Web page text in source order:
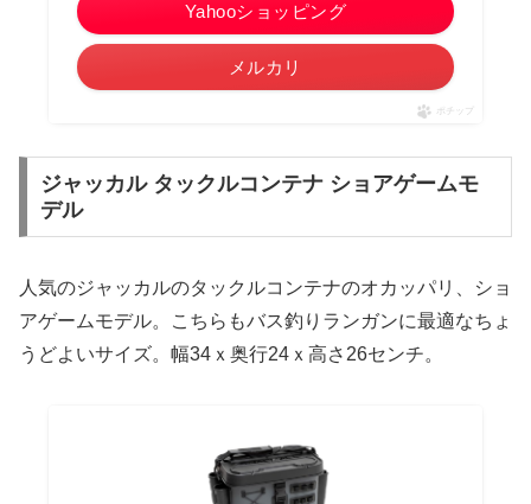
Yahooショッピング
メルカリ
ポチップ
ジャッカル タックルコンテナ ショアゲームモ
デル
人気のジャッカルのタックルコンテナのオカッパリ、ショ
アゲームモデル。こちらもバス釣りランガンに最適なちょ
うどよいサイズ。幅34ｘ奥行24ｘ高さ26センチ。